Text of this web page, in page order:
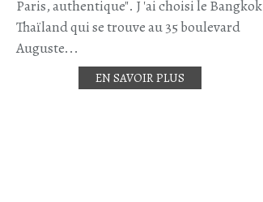
Paris, authentique". J 'ai choisi le Bangkok
Thaïland qui se trouve au 35 boulevard
Auguste...
EN SAVOIR PLUS